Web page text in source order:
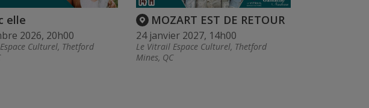
elle
2026, 20h00
Culturel, Thetford
MOZART EST DE RETOUR
24 janvier 2027, 14h00
Le Vitrail Espace Culturel, Thetford
Mines, QC